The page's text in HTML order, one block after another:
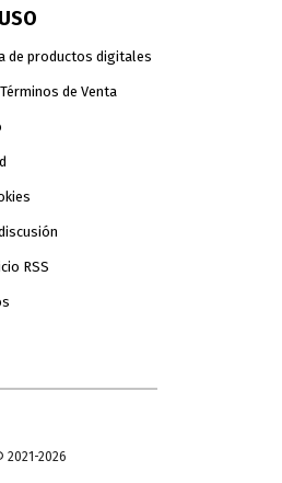
de productos digitales
de Venta
RSS
2021-2026